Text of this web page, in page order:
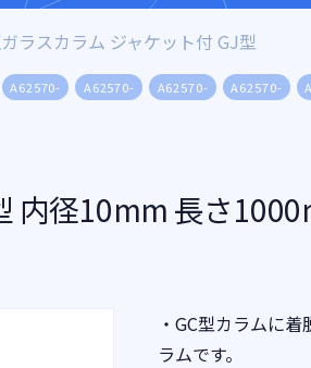
ラスカラム ジャケット付 GJ型
A62570- A62570- A62570- A62570-
内径10mm 長さ
・GC型カラムに
ラムです。